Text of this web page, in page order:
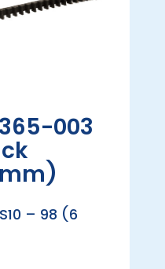
003
– 98 (6